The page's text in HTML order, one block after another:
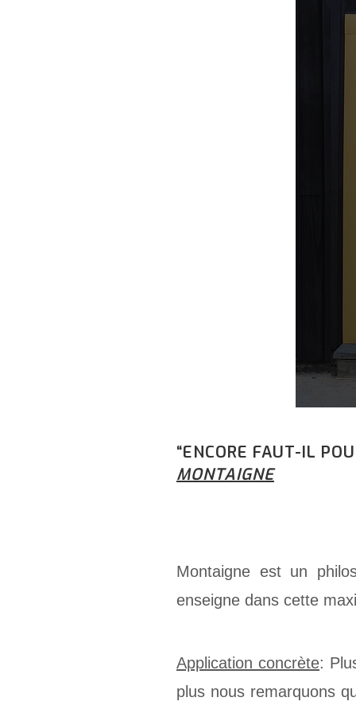
“ENCORE FAUT-IL
MONTAIGNE
Montaigne est un
enseigne dans cette
Application concrète:
plus nous remarquons